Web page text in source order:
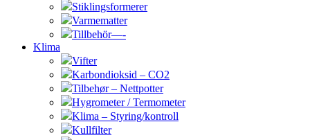
Stiklingsformerer
Varmematter
Tillbehör—-
Klima
Vifter
Karbondioksid – CO2
Tilbehør – Nettpotter
Hygrometer / Termometer
Klima – Styring/kontroll
Kullfilter